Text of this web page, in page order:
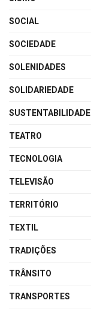
SOCIAL
SOCIEDADE
SOLENIDADES
SOLIDARIEDADE
SUSTENTABILIDADE
TEATRO
TECNOLOGIA
TELEVISÃO
TERRITÓRIO
TEXTIL
TRADIÇÕES
TRÂNSITO
TRANSPORTES